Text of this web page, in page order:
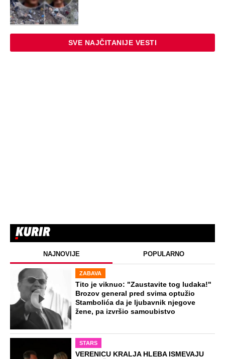
SVE NAJČITANIJE VESTI
NAJNOVIJE POPULARNO
ZABAVA
Tito je viknuo: "Zaustavite tog ludaka!"
Brozov general pred svima optužio
Stambolića da je ljubavnik njegove
žene, pa izvršio samoubistvo
STARS
VERENICU KRALJA HLEBA ISMEVAJU